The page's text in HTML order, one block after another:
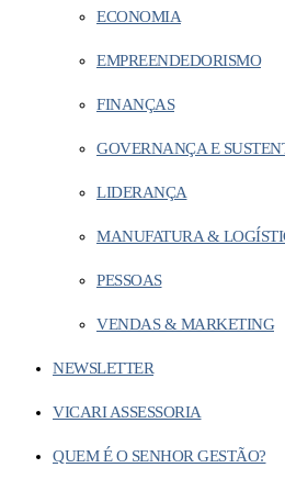
ECONOMIA
EMPREENDEDORISMO
FINANÇAS
GOVERNANÇA E
LIDERANÇA
MANUFATURA &
PESSOAS
VENDAS & MARKETING
NEWSLETTER
VICARI ASSESSORIA
QUEM É O SENHOR GESTÃO?